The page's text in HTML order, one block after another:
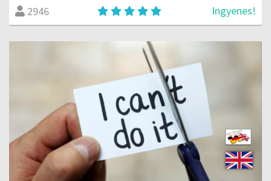
2946 Ingyenes!